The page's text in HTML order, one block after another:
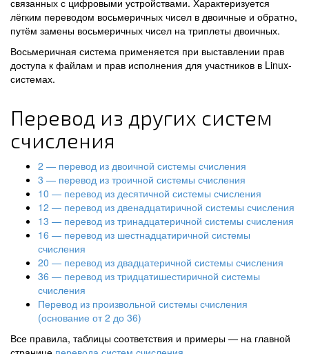
связанных с цифровыми устройствами. Характеризуется
лёгким переводом восьмеричных чисел в двоичные и обратно,
путём замены восьмеричных чисел на триплеты двоичных.
Восьмеричная система применяется при выставлении прав
доступа к файлам и прав исполнения для участников в Linux-
системах.
Перевод из других систем
счисления
2 — перевод из двоичной системы счисления
3 — перевод из троичной системы счисления
10 — перевод из десятичной системы счисления
12 — перевод из двенадцатиричной системы счисления
13 — перевод из тринадцатеричной системы счисления
16 — перевод из шестнадцатиричной системы
счисления
20 — перевод из двадцатеричной системы счисления
36 — перевод из тридцатишестиричной системы
счисления
Перевод из произвольной системы счисления
(основание от 2 до 36)
Все правила, таблицы соответствия и примеры — на главной